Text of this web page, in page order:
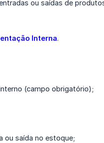
ou saídas de
Interna.
(campo obrigatório);
ou saída no estoque;